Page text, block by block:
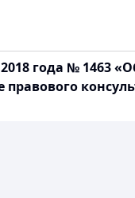
года № 1463